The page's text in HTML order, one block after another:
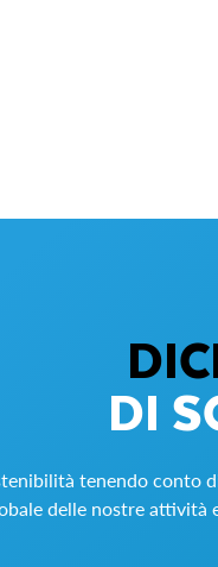
DI
tenendo
delle nostre